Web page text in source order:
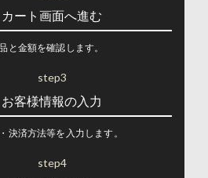
カート画面へ進む
と金額を確認します。
step3
お客様情報の入力
決済方法等を入力します。
step4